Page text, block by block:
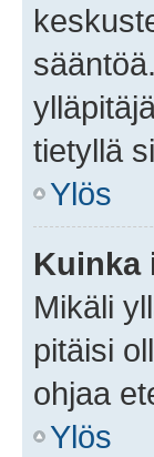
tietyllä
Ylös
Kuinka
Mikäli
pitäisi
ohjaa
Ylös